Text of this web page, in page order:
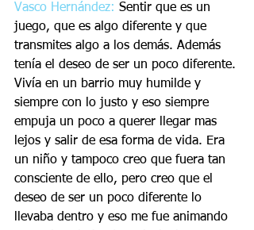
Vasco Hernández: Sentir que es un
juego, que es algo diferente y que
transmites algo a los demás. Además
tenía el deseo de ser un poco diferente.
Vivía en un barrio muy humilde y
siempre con lo justo y eso siempre
empuja un poco a querer llegar mas
lejos y salir de esa forma de vida. Era
un niño y tampoco creo que fuera tan
consciente de ello, pero creo que el
deseo de ser un poco diferente lo
llevaba dentro y eso me fue animando